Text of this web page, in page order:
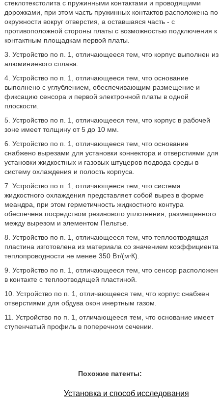
стеклотекстолита с пружинными контактами и проводящими
дорожками, при этом часть пружинных контактов расположена по
окружности вокруг отверстия, а оставшаяся часть - с
противоположной стороны платы с возможностью подключения к
контактным площадкам первой платы.
3. Устройство по п. 1, отличающееся тем, что корпус выполнен из
алюминиевого сплава.
4. Устройство по п. 1, отличающееся тем, что основание
выполнено с углублением, обеспечивающим размещение и
фиксацию сенсора и первой электронной платы в одной
плоскости.
5. Устройство по п. 1, отличающееся тем, что корпус в рабочей
зоне имеет толщину от 5 до 10 мм.
6. Устройство по п. 1, отличающееся тем, что основание
снабжено вырезами для установки коннектора и отверстиями для
установки жидкостных и газовых штуцеров подвода среды в
систему охлаждения и полость корпуса.
7. Устройство по п. 1, отличающееся тем, что система
жидкостного охлаждения представляет собой вырез в форме
меандра, при этом герметичность жидкостного контура
обеспечена посредством резинового уплотнения, размещенного
между вырезом и элементом Пельтье.
8. Устройство по п. 1, отличающееся тем, что теплоотводящая
пластина изготовлена из материала со значением коэффициента
теплопроводности не менее 350 Вт/(м⋅К).
9. Устройство по п. 1, отличающееся тем, что сенсор расположен
в контакте с теплоотводящей пластиной.
10. Устройство по п. 1, отличающееся тем, что корпус снабжен
отверстиями для обдува окон инертным газом.
11. Устройство по п. 1, отличающееся тем, что основание имеет
ступенчатый профиль в поперечном сечении.
Похожие патенты:
Установка и способ исследования